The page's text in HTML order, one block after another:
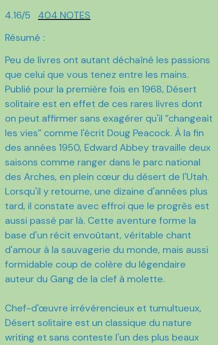
4.16/5 404 NOTES
Résumé :
Peu de livres ont autant déchaîné les passions
que celui que vous tenez entre les mains.
Publié pour la première fois en 1968, Désert
solitaire est en effet de ces rares livres dont
on peut affirmer sans exagérer qu'il “changeait
les vies” comme l'écrit Doug Peacock. À la fin
des années 1950, Edward Abbey travaille deux
saisons comme ranger dans le parc national
des Arches, en plein cœur du désert de l'Utah.
Lorsqu'il y retourne, une dizaine d'années plus
tard, il constate avec effroi que le progrès est
aussi passé par là. Cette aventure forme la
base d'un récit envoûtant, véritable chant
d'amour à la sauvagerie du monde, mais aussi
formidable coup de colère du légendaire
auteur du Gang de la clef à molette.
Chef-d'œuvre irrévérencieux et tumultueux,
Désert solitaire est un classique du nature
writing et sans conteste l'un des plus beaux